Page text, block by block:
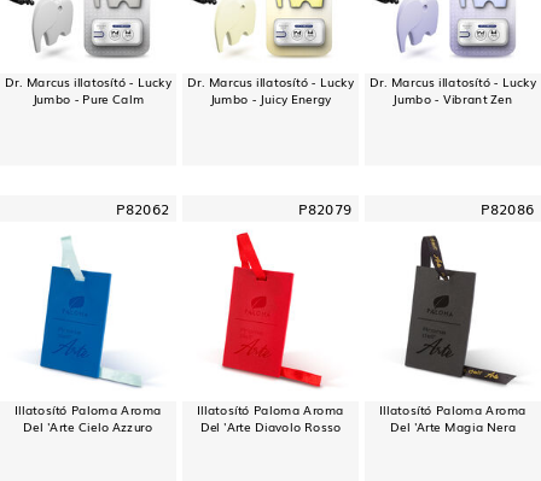
Dr. Marcus illatosító - Lucky
Jumbo - Pure Calm
Dr. Marcus illatosító - Lucky
Jumbo - Juicy Energy
Dr. Marcus illatosító - Lucky
Jumbo - Vibrant Zen
P82062
Illatosító Paloma Aroma
Del 'Arte Cielo Azzuro
P82079
Illatosító Paloma Aroma
Del 'Arte Diavolo Rosso
P82086
Illatosító Paloma Aroma
Del 'Arte Magia Nera